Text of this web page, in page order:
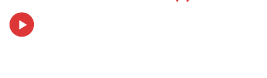
Audio
Player